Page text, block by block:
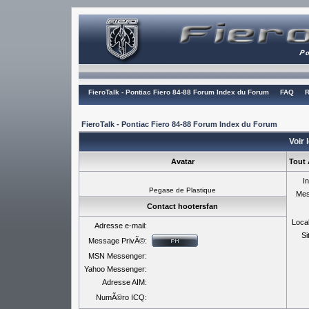
FieroTalk - Pontiac Fiero 84-88 Forum Index du Forum FAQ
FieroTalk - Pontiac Fiero 84-88 Forum Index du Forum
Voir
Avatar Tout
Pegase de Plastique
Contact hootersfan
Adresse e-mail:
Message PrivÃ©:
MSN Messenger:
Yahoo Messenger:
Adresse AIM:
NumÃ©ro ICQ: